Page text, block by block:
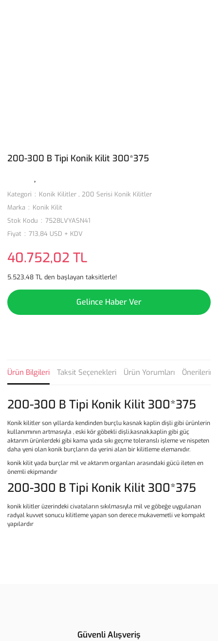
200-300 B Tipi Konik Kilit 300*375
Kategori Konik Kilitler , 200 Serisi Konik Kilitler
Marka
Konik Kilit
Stok Kodu
7528LVYASN41
Fiyat
713,84 USD + KDV
40.752,02 TL
5.523,48 TL den başlayan taksitlerle!
Gelince Haber Ver
Ürün Bilgileri Taksit Seçenekleri Ürün Yorumları
200-300 B Tipi Konik Kilit 300*375
Konik kilitler son yıllarda kendinden burçlu kasnak kaplin dişli gibi ürünlerin
kullanımının artmasıyla , eski kör göbekli dişli,kasnak,kaplin gibi güç
aktarım ürünlerdeki gibi kama yada sıkı geçme toleranslı işleme ve nispeten
daha yeni olan konik burçların da yerini alan bir kilitleme elemanıdır.
konik kilit yada burçlar mil ve aktarım organları arasındaki gücü ileten en
önemli ekipmandır
200-300 B Tipi Konik Kilit 300*375
konik kilitler üzerindeki civataların sıkılmasıyla mil ve göbeğe uygulanan
radyal kuvvet sonucu kilitleme yapan son derece mukavemetli ve kompakt
yapılardır
Ürün açıklamasında eksik bilgiler bulunuyor.
Güvenli Alışveriş